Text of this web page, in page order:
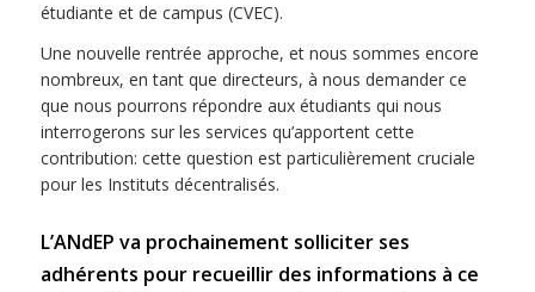
étudiante et de campus (CVEC).
Une nouvelle rentrée approche, et nous sommes encore
nombreux, en tant que directeurs, à nous demander ce
que nous pourrons répondre aux étudiants qui nous
interrogerons sur les services qu’apportent cette
contribution: cette question est particulièrement cruciale
pour les Instituts décentralisés.
L’ANdEP va prochainement solliciter ses
adhérents pour recueillir des informations à ce